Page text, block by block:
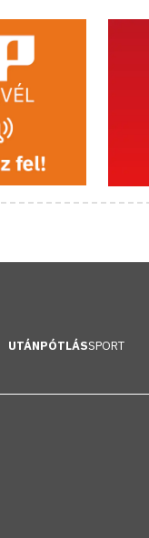
UTÁNPÓTLÁSSPORT